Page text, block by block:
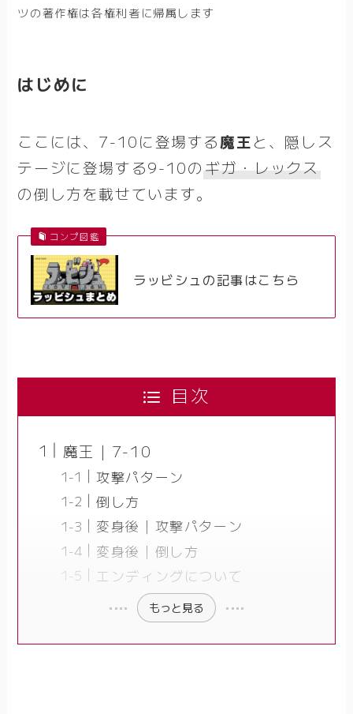
ツの著作権は各権利者に帰属します
はじめに
ここには、7-10に登場する魔王と、隠しス
テージに登場する9-10の ギガ・レックス
の倒し方を載せています。
コンプ図鑑
ラッビシュの記事はこちら
目次
魔王｜7-10
攻撃パターン
倒し方
変身後｜攻撃パターン
変身後｜倒し方
エンディングについて
もっと見る